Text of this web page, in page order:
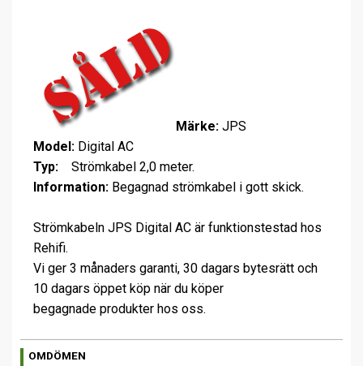
Märke: JPS
Model: Digital AC
Typ:
Strömkabel 2,0 meter.
Information: Begagnad strömkabel i gott skick.
Strömkabeln JPS Digital AC är funktionstestad hos
Rehifi.
Vi ger 3 månaders garanti, 30 dagars bytesrätt och
10 dagars öppet köp när du köper
begagnade produkter hos oss.
OMDÖMEN